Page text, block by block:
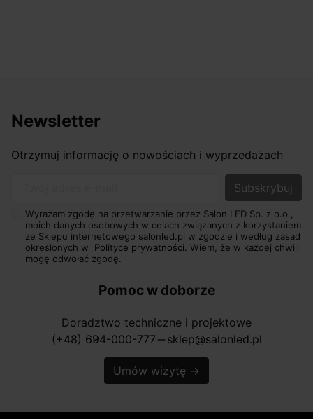
Newsletter
Otrzymuj informację o nowościach i wyprzedażach
Wyrażam zgodę na przetwarzanie przez Salon LED Sp. z o.o.,
moich danych osobowych w celach związanych z korzystaniem
ze Sklepu internetowego salonled.pl w zgodzie i według zasad
określonych w Polityce prywatności. Wiem, że w każdej chwili
mogę odwołać zgodę.
Pomoc w doborze
Doradztwo techniczne i projektowe
(+48) 694-000-777 horizontal_rule sklep@salonled.pl
Umów wizytę →